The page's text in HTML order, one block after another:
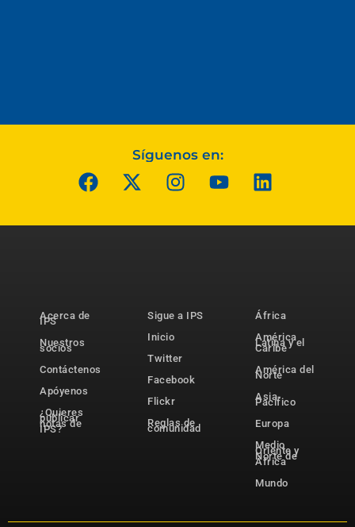
Síguenos en:
Acerca de
IPS
Nuestros
socios
Contáctenos
Apóyenos
¿Quieres
publicar
notas de
IPS?
Sigue a IPS
Inicio
Twitter
Facebook
Flickr
Reglas de
comunidad
África
América
Latina y el
Caribe
América del
Norte
Asia-
Pacífico
Europa
Medio
Oriente y
Norte de
África
Mundo